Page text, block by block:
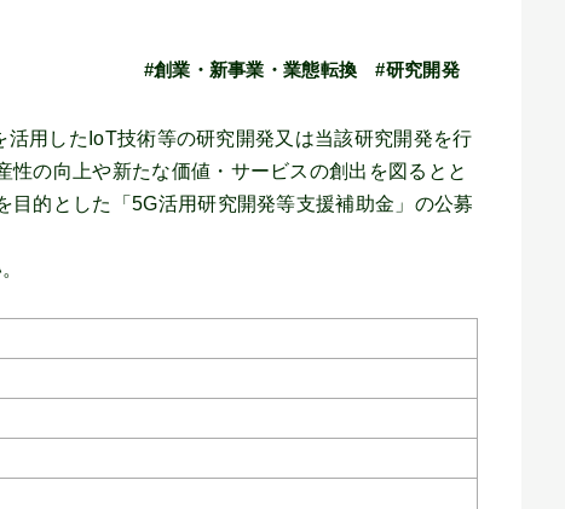
#創業・新事業・業態転換 #研究開発
用したIoT技術等の研究開発又は当該研究開発を行
の向上や新たな価値・サービスの創出を図るとと
的とした「5G活用研究開発等支援補助金」の公募